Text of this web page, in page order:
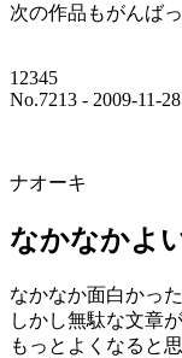
次の作品もがんばっ
12345
No.7213 - 2009-11-
ナオーキ
なかなかよ
なかなか面白かった
しかし無駄な文章
もっとよくなると思